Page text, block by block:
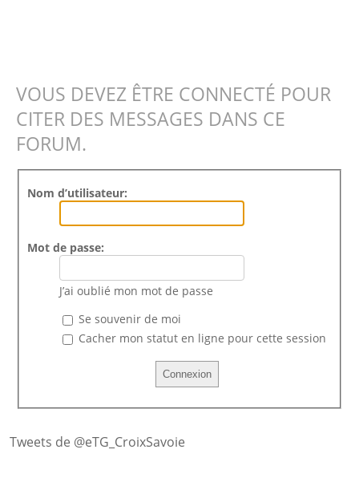
VOUS DEVEZ ÊTRE CONNECTÉ POUR
CITER DES MESSAGES DANS CE
FORUM.
Nom d’utilisateur:
Mot de passe:
J’ai oublié mon mot de passe
Se souvenir de moi
Cacher mon statut en ligne pour cette session
Tweets de @eTG_CroixSavoie